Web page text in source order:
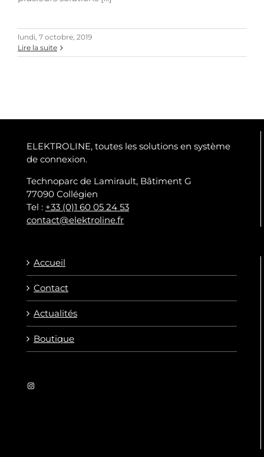
lundi, 7 octobre, 2019
Lire la suite
ELEKTROLINE, toutes les solutions en système
de connexion.
Technoparc de Lamirault, Bâtiment G
77090 Collégien
Tel : +33 (0)1 60 05 24 53
contact@elektroline.fr
Accueil
Contact
Actualités
Boutique